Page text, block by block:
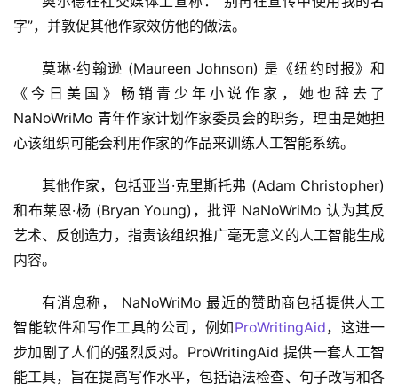
字”，并敦促其他作家效仿他的做法。
莫琳·约翰逊 (Maureen Johnson) 是《纽约时报》和
《今日美国》畅销青少年小说作家，她也辞去了
NaNoWriMo 青年作家计划作家委员会的职务，理由是她担
心该组织可能会利用作家的作品来训练人工智能系统。
其他作家，包括亚当·克里斯托弗 (Adam Christopher)
和布莱恩·杨 (Bryan Young)，批评 NaNoWriMo 认为其反
艺术、反创造力，指责该组织推广毫无意义的人工智能生成
内容。
有消息称， NaNoWriMo 最近的赞助商包括提供人工
智能软件和写作工具的公司，例如ProWritingAid，这进一
步加剧了人们的强烈反对。ProWritingAid 提供一套人工智
能工具，旨在提高写作水平，包括语法检查、句子改写和各